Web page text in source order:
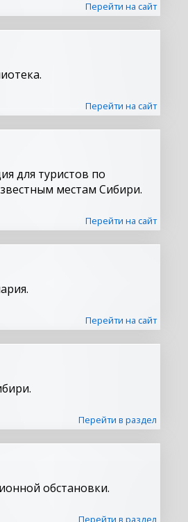
Перейти на сайт
Перейти на сайт
для туристов по
местам Сибири.
Перейти на сайт
Перейти на сайт
Перейти в раздел
обстановки.
Перейти в раздел